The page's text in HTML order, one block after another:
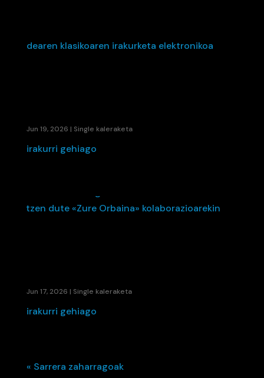
Jun 19, 2026 | Single kaleraketa
irakurri gehiago
Jun 17, 2026 | Single kaleraketa
irakurri gehiago
« Sarrera zaharragoak